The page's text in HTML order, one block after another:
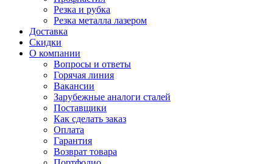
Резка и рубка
Резка металла лазером
Доставка
Скидки
О компании
Вопросы и ответы
Горячая линия
Вакансии
Зарубежные аналоги сталей
Поставщики
Как сделать заказ
Оплата
Гарантия
Возврат товара